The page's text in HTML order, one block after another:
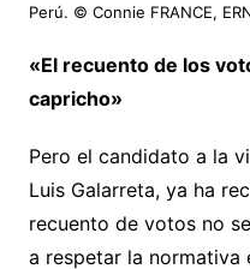
Perú. © Connie FRANCE,
«El recuento de los
capricho»
Pero el candidato a la
Luis Galarreta, ya ha
recuento de votos no
a respetar la normativa